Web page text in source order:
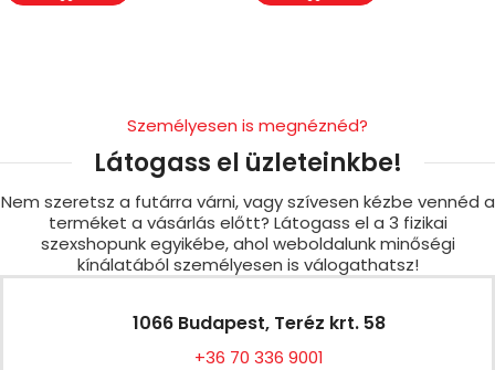
Személyesen is megnéznéd?
Látogass el üzleteinkbe!
Nem szeretsz a futárra várni, vagy szívesen kézbe vennéd a
terméket a vásárlás előtt? Látogass el a 3 fizikai
szexshopunk egyikébe, ahol weboldalunk minőségi
kínálatából személyesen is válogathatsz!
1066 Budapest, Teréz krt. 58
+36 70 336 9001